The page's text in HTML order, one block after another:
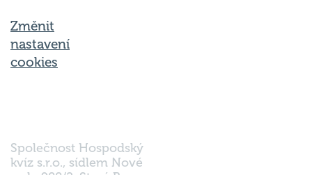
Změnit
nastavení
cookies
Společnost Hospodský
kvíz s.r.o., sídlem Nové